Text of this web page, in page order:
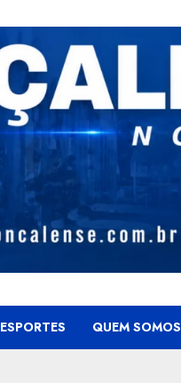
ESPORTES QUEM SOMOS